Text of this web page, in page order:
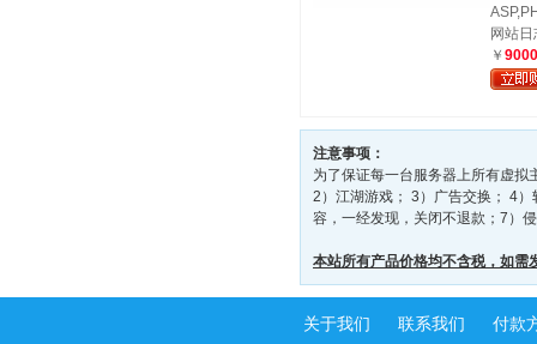
网站日
￥ 9000
注意事项：
为了保证每一台服务器上所有虚
2）江湖游戏； 3）广告交换； 4
容，一经发现，关闭不退款；7）
本站所有产品价格均不含税，如需
关于我们 联系我们 付款